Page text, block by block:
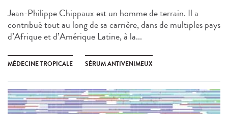
Jean-Philippe Chippaux est un homme de terrain. Il a
contribué tout au long de sa carrière, dans de multiples pays
d’Afrique et d’Amérique Latine, à la...
MÉDECINE TROPICALE SÉRUM ANTIVENIMEUX